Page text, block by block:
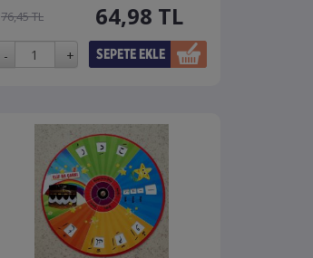
76,45 TL 64,98 TL